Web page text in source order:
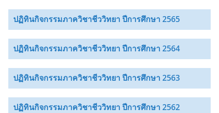
ปฏิทินกิจกรรมภาควิชาชีววิทยา ปีการศึกษา 2565
ปฏิทินกิจกรรมภาควิชาชีววิทยา ปีการศึกษา 2564
ปฏิทินกิจกรรมภาควิชาชีววิทยา ปีการศึกษา 2563
ปฏิทินกิจกรรมภาควิชาชีววิทยา ปีการศึกษา 2562